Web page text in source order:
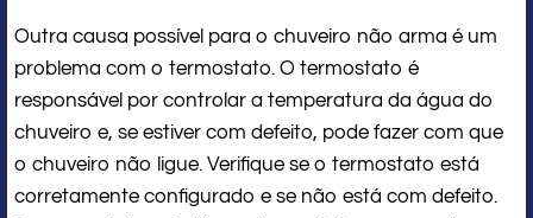
Outra causa possível para o chuveiro não arma é um
problema com o termostato. O termostato é
responsável por controlar a temperatura da água do
chuveiro e, se estiver com defeito, pode fazer com que
o chuveiro não ligue. Verifique se o termostato está
corretamente configurado e se não está com defeito.